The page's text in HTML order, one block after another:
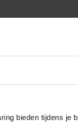
bieden tijdens je